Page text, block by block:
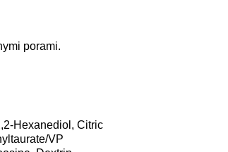
porami.
Hexanediol, Citric
VP